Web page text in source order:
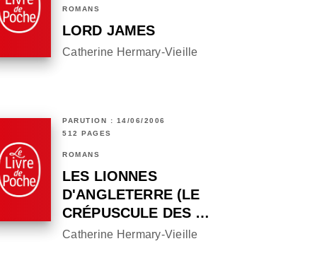
ROMANS
LORD JAMES
Catherine Hermary-Vieille
PARUTION : 14/06/2006
512 PAGES
ROMANS
LES LIONNES
D'ANGLETERRE (LE
CRÉPUSCULE DES …
Catherine Hermary-Vieille